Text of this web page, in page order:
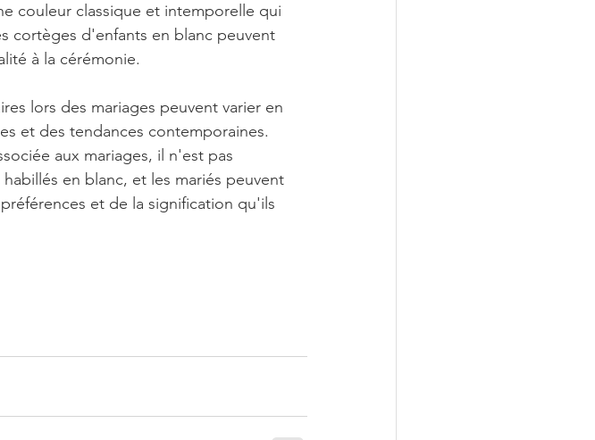
couleur classique et intemporelle qui
cortèges d'enfants en blanc peuvent
à la cérémonie.
lors des mariages peuvent varier en
et des tendances contemporaines.
aux mariages, il n'est pas
en blanc, et les mariés peuvent
et de la signification qu'ils